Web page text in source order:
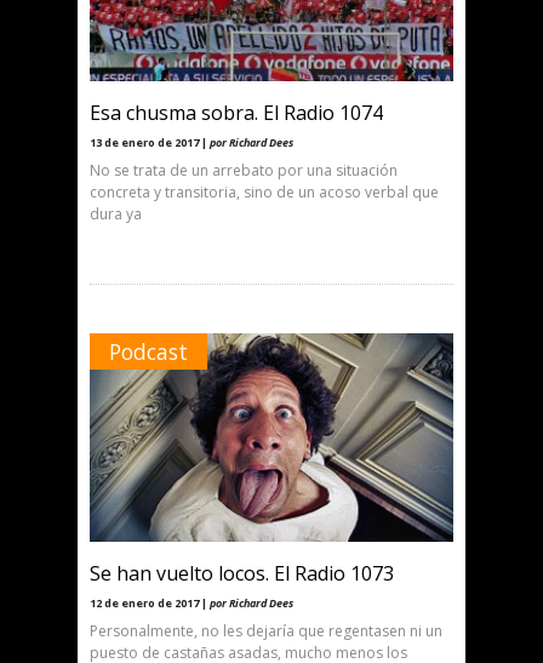
Esa chusma sobra. El Radio 1074
13 de enero de 2017 | por Richard Dees
No se trata de un arrebato por una situación
concreta y transitoria, sino de un acoso verbal que
dura ya
Podcast
Se han vuelto locos. El Radio 1073
12 de enero de 2017 | por Richard Dees
Personalmente, no les dejaría que regentasen ni un
puesto de castañas asadas, mucho menos los